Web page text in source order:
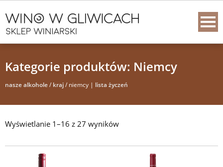
Kategorie produktów: Niemcy
nasze alkohole/ kraj/ niemcy | lista życzeń
Wyświetlanie 1–16 z 27 wyników